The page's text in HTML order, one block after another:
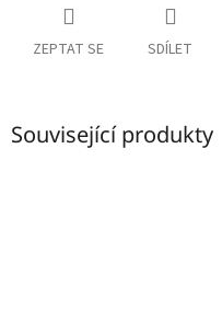
ZEPTAT SE SDÍLET
Související produkty